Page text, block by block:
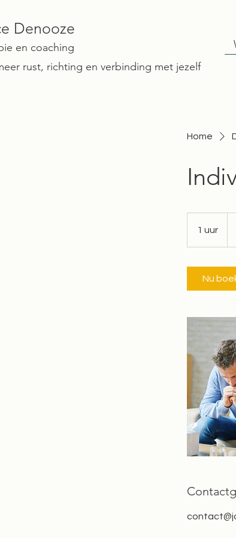
Denooze
en coaching
rust, richting en verbinding met jezelf
Home
1 uur
Nu